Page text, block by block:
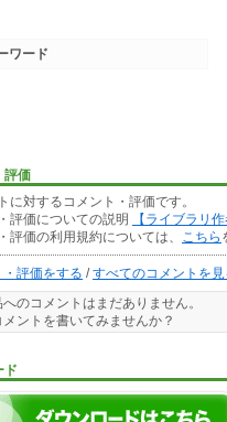
評価
に対するコメント・評価です。
評価についての説明
【ライブラリ
評価の利用規約については、
こちら
・評価をする /すべてのコメントを見
へのコメントはまだありません。
ントを書いてみませんか？
ド
ワード